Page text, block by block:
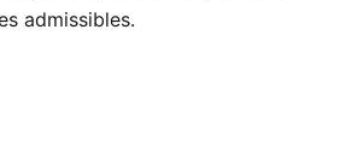
de la peau pour vous
admissibles.